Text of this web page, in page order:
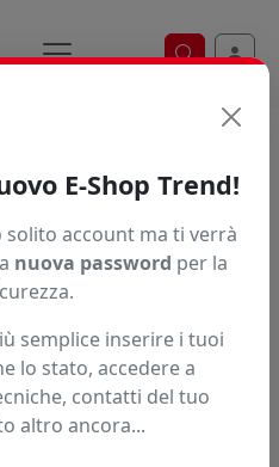
Ricerca
per stampa sublimatica
e display
durata nel tempo e
la grammatura perfetta.
E-Shop Trend!
solito account ma ti verrà
nuova password per la
semplice inserire i tuoi
lo stato, accedere a
contatti del tuo
altro ancora...